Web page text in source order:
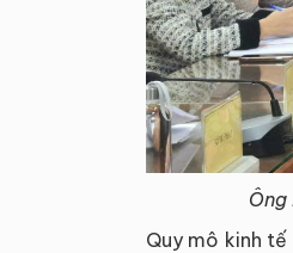
Ông
Quy mô kinh